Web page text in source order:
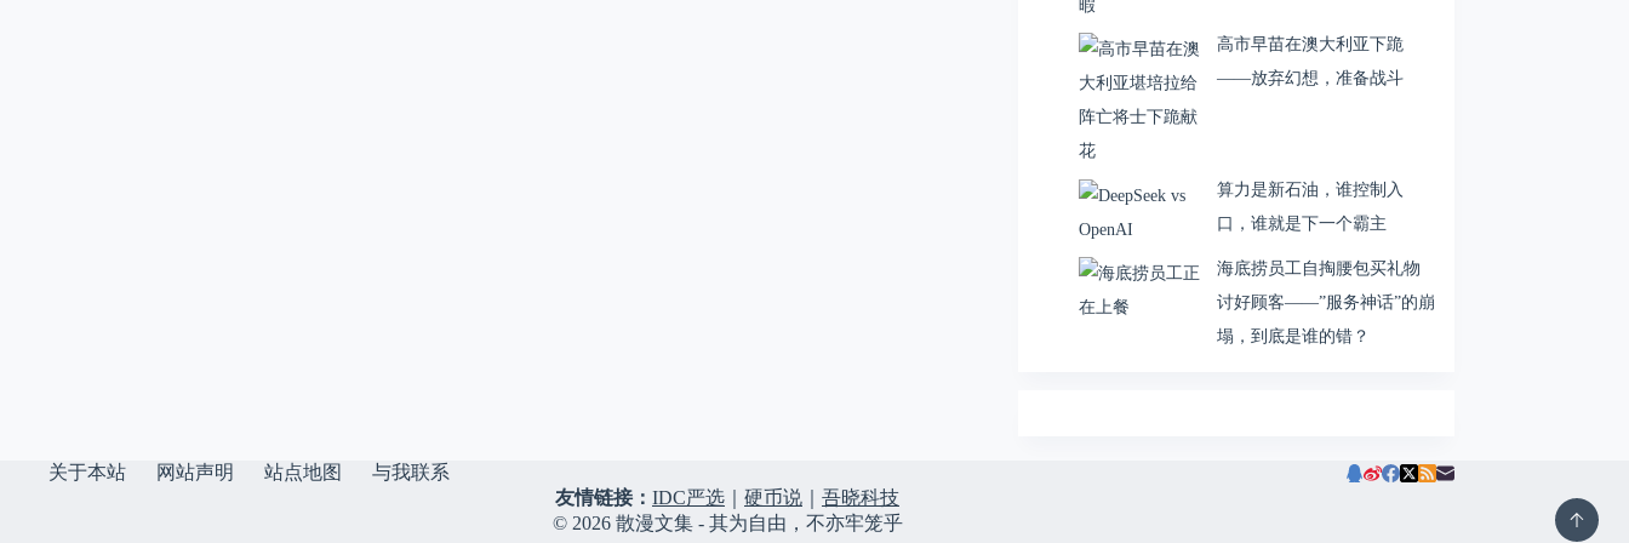
高市早苗在澳大利亚下跪
——放弃幻想，准备战斗
算力是新石油，谁控制入
口，谁就是下一个霸主
海底捞员工自掏腰包买礼物
讨好顾客——”服务神话”的崩
塌，到底是谁的错？
关于本站 网站声明 站点地图
与我联系
友情链接： IDC严选 硬币说
吾晓科技
© 2026 散漫文集 - 其为自由，不亦牢笼乎